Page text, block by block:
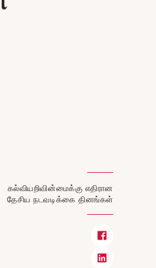
கல்வியறிவின்மைக்கு எதிரான
தேசிய நடவடிக்கை தினங்கள்